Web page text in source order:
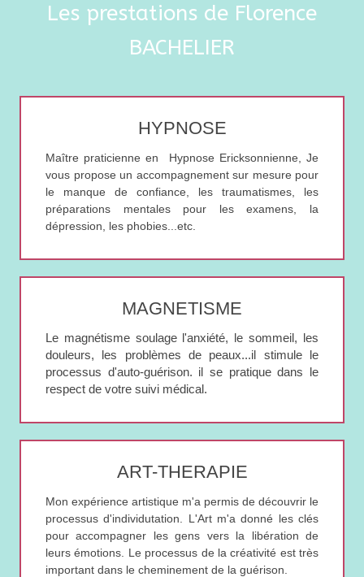
Les prestations de Florence
BACHELIER
HYPNOSE
Maître praticienne en Hypnose Ericksonnienne, Je
vous propose un accompagnement sur mesure pour
le manque de confiance, les traumatismes, les
préparations mentales pour les examens, la
dépression, les phobies...etc.
MAGNETISME
Le magnétisme soulage l'anxiété, le sommeil, les
douleurs, les problèmes de peaux...il stimule le
processus d'auto-guérison. il se pratique dans le
respect de votre suivi médical.
ART-THERAPIE
Mon expérience artistique m'a permis de découvrir le
processus d'individutation. L'Art m'a donné les clés
pour accompagner les gens vers la libération de
leurs émotions. Le processus de la créativité est très
important dans le cheminement de la guérison.